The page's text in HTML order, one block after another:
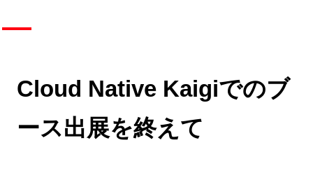
Cloud Native Kaigiでのブ
ース出展を終えて